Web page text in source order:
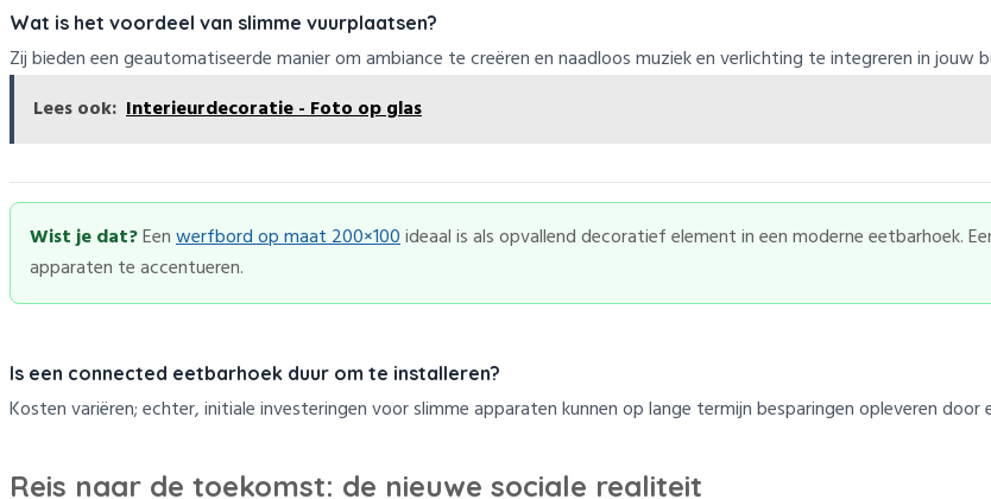
Wat is het voordeel van slimme vuurplaatsen?
Zij bieden een geautomatiseerde manier om ambiance te creëren en naadloos muziek en verlichting te integreren in jouw
Lees ook: Interieurdecoratie - Foto op glas
Wist je dat?Eenwerfbord op maat 200×100ideaal is als opvallend decoratief element in een moderne eetbarhoek.
apparaten te accentueren.
Is een connected eetbarhoek duur om te installeren?
Kosten variëren; echter, initiale investeringen voor slimme apparaten kunnen op lange termijn besparingen opleveren
Reis naar de toekomst: de nieuwe sociale realiteit